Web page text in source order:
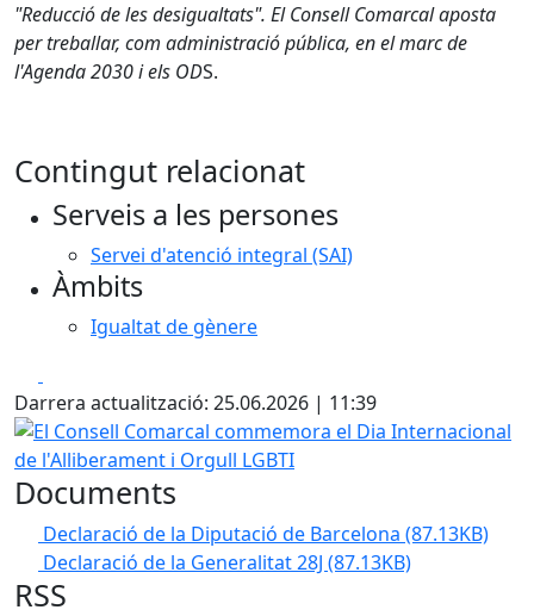
"Reducció de les desigualtats". El Consell Comarcal aposta
per treballar, com administració pública, en el marc de
l'Agenda 2030 i els ODS.
Contingut relacionat
Serveis a les persones
Servei d'atenció integral (SAI)
Àmbits
Igualtat de gènere
Darrera actualització: 25.06.2026 | 11:39
El Consell Comarcal commemora el Dia Internacional de
Documents
Declaració de la Diputació de Barcelona (87.13KB)
Declaració de la Generalitat 28J (87.13KB)
RSS